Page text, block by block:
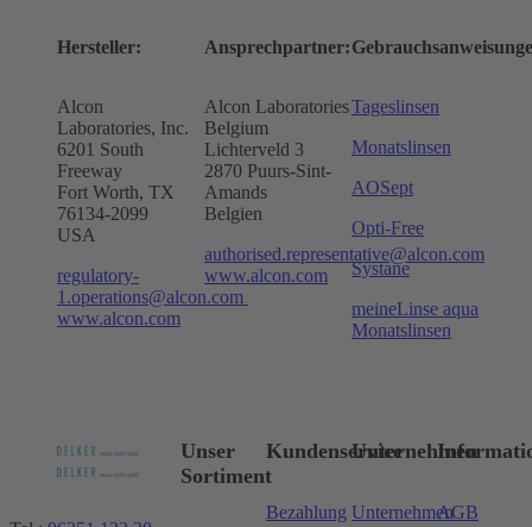
Hersteller:
Alcon
Laboratories, Inc.
6201 South
Freeway
Fort Worth, TX
76134-2099
USA
regulatory-
1.operations@alcon.com
www.alcon.com
Ansprechpartner:
Alcon Laboratories
Belgium
Lichterveld 3
2870 Puurs-Sint-
Amands
Belgien
authorised.representative@alcon.com
www.alcon.com
Tageslinsen
Monatslinsen
AOSept
Opti-Free
Systane
meineLinse aqua
Monatslinsen
Unser
Sortiment
Kundenservice
Bezahlung
Unternehmen
UnternehmenAGB